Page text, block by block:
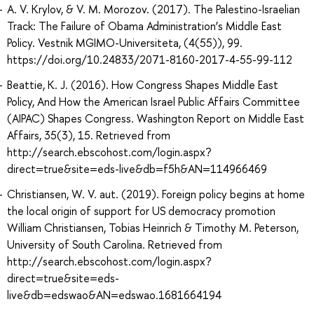
A. V. Krylov, & V. M. Morozov. (2017). The Palestino-Israelian
Track: The Failure of Obama Administration’s Middle East
Policy. Vestnik MGIMO-Universiteta, (4(55)), 99.
https://doi.org/10.24833/2071-8160-2017-4-55-99-112
Beattie, K. J. (2016). How Congress Shapes Middle East
Policy, And How the American Israel Public Affairs Committee
(AIPAC) Shapes Congress. Washington Report on Middle East
Affairs, 35(3), 15. Retrieved from
http://search.ebscohost.com/login.aspx?
direct=true&site=eds-live&db=f5h&AN=114966469
Christiansen, W. V. aut. (2019). Foreign policy begins at home
the local origin of support for US democracy promotion
William Christiansen, Tobias Heinrich & Timothy M. Peterson,
University of South Carolina. Retrieved from
http://search.ebscohost.com/login.aspx?
direct=true&site=eds-
live&db=edswao&AN=edswao.1681664194